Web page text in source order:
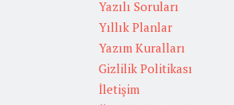
Yazılı Soruları
Yıllık Planlar
Yazım Kuralları
Gizlilik Politikası
İletişim